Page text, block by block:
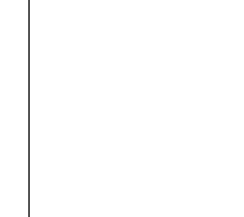
- 15servings - Ваниль